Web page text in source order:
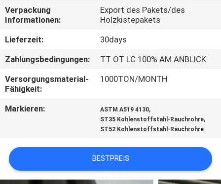
TRETEN
SIE
MIT
UNS
IN
VERBINDUNG
EIN
ZITAT
Verpackung
Informationen:
Export des Pakets/des
Holzkistepakets
Lieferzeit:
30days
Zahlungsbedingungen:
TT OT LC 100% AM ANBLICK
Versorgungsmaterial-
Fähigkeit:
1000TON/MONTH
Markieren: ASTM A519 4130,
ST35 Kohlenstoffstahl-Rauchrohre,
ST52 Kohlenstoffstahl-Rauchrohre
BESTPREIS